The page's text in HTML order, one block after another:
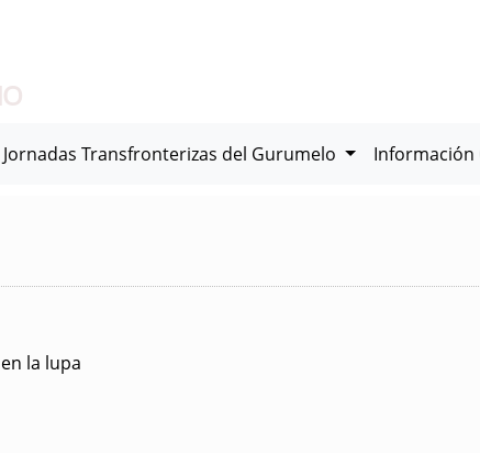
Jornadas Transfronterizas del Gurumelo Información
la lupa